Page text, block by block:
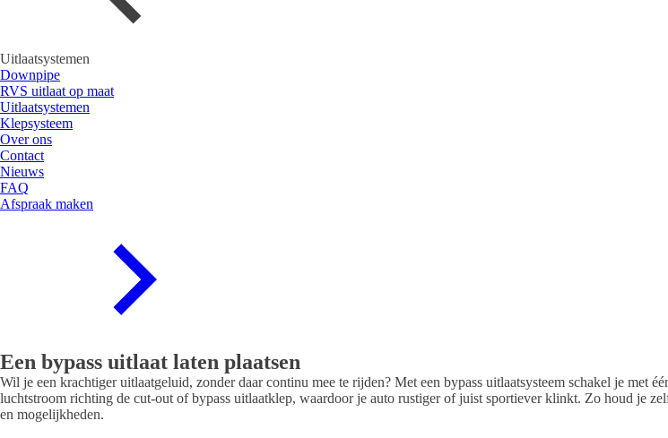
Uitlaatsystemen
Downpipe
RVS uitlaat op maat
Uitlaatsystemen
Klepsysteem
Over ons
Contact
Nieuws
FAQ
Afspraak maken
Een bypass uitlaat laten plaatsen
Wil je een krachtiger uitlaatgeluid, zonder daar continu mee te rijden? Met een bypass uitlaatsysteem schakel je met
luchtstroom richting de cut-out of bypass uitlaatklep, waardoor je auto rustiger of juist sportiever klinkt. Zo houd je
en mogelijkheden.